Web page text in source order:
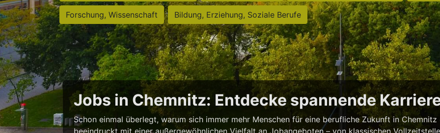
Forschung, Wissenschaft Bildung, Erziehung, Soziale Berufe
Jobs in Chemnitz: Entdecke spannende
Schon einmal überlegt, warum sich immer mehr Menschen für eine berufliche Zukunft in